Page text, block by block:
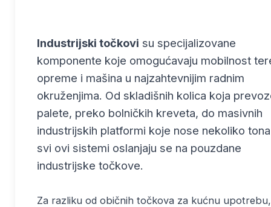
Industrijski točkovi su specijalizovane
komponente koje omogućavaju mobilnost
opreme i mašina u najzahtevnijim radnim
okruženjima. Od skladišnih kolica koja
palete, preko bolničkih kreveta, do masivnih
industrijskih platformi koje nose nekoliko
svi ovi sistemi oslanjaju se na pouzdane
industrijske točkove.
Za razliku od običnih točkova za kućnu